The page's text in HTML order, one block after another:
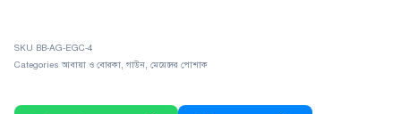
SKU BB-AG-EGC-4
Categories আবায়া ও বোরকা, গাউন, মেয়েদের পোশাক